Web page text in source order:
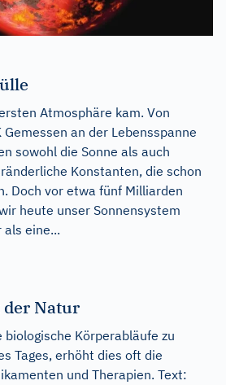
Atmosphäre kam. Von
Gemessen an der Lebensspanne
sowohl die Sonne als auch
Konstanten, die schon
Doch vor etwa fünf Milliarden
heute unser Sonnensystem
eine...
Natur
Körperabläufe zu
Tages, erhöht dies oft die
und Therapien. Text: